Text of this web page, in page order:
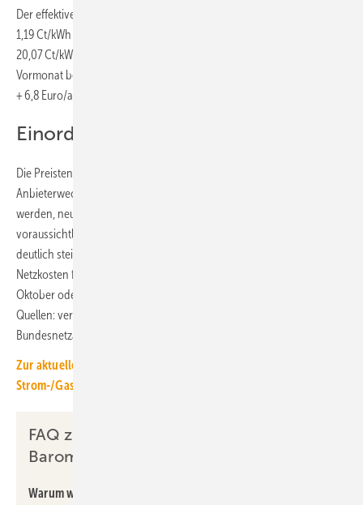
Der effektive Arbeitspreis für 3500 kWh/a Haushaltsstrom ist um
1,19 Ct/kWh und beim Wärmepumpenstrom um 0,11 Ct/kWh auf
20,07 Ct/kWh gestiegen. Die Teuerungswirkung gegenüber dem
Vormonat beträgt damit bei Wärmepumpenstrom im Mittel
+ 6,8 Euro/a und bei Erdgas im Mittel + 34,0 Euro/a.
Einordnung
Die Preistendenz Mitte September 2024 war zu erwarten. Ein
Anbieterwechsel könnte frühestens Anfang Oktober vollzogen
werden, neun Monate würden dann schon in das Jahr 2025 mit
voraussichtlich steigenden Netzentgelten und bei Strom mit einer
deutlich steigenden „§ 19 StromNEV“-Umlage zur fairen Verteilung der
Netzkosten fallen. Die genauen Werte werden jedoch erst ab Ende
Oktober oder sogar erst im Dezember feststehen. ■
Quellen: verivox.de, Preisblätter der Strom-Netzbetreiber,
Bundesnetzagentur, eigene Berechnungen / jv
Zur aktuellen und zu früheren Ausgaben des WP-
Strom-/Gaspreis-Barometers
FAQ zum WP-Strom-/Gaspreis-
Barometer
Warum wird für das Referenzgebäude eine